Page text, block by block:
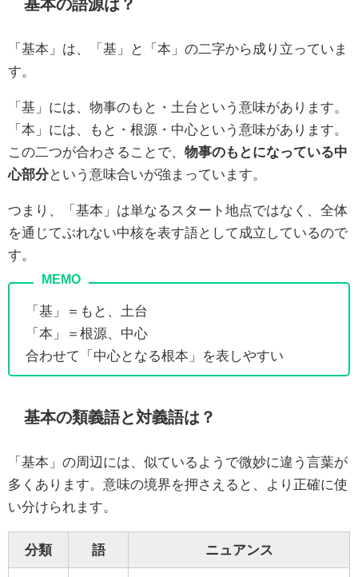
基本の語源は？
「基本」は、「基」と「本」の二字から成り立っていま
す。
「基」には、物事のもと・土台という意味があります。
「本」には、もと・根源・中心という意味があります。
この二つが合わさることで、 物事のもとになっている中
心部分という意味合いが強まっています。
つまり、「基本」は単なるスタート地点ではなく、全体
を通じてぶれない中核を表す語として成立しているので
す。
「基」＝もと、土台
「本」＝根源、中心
合わせて「中心となる根本」を表しやすい
基本の類義語と対義語は？
「基本」の周辺には、似ているようで微妙に違う言葉が
多くあります。意味の境界を押さえると、より正確に使
い分けられます。
分類 語 ニュアンス